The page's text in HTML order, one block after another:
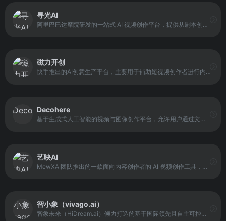
寻光AI
阿里巴巴达摩院研发的一站式 AI 视频创作平台，提供从剧本创作到分镜设计、角色定制、场景生成以及视频编辑的全流程服务。平台利用先进人工智能技术，支持 AI 辅助的剧本分析、角色和场景智能生成，以及视频内容的精细化编辑，包括目标新增、消除、编辑和风格变换等功能。
磁力开创
快手推出的AI创意生产平台，主要用于辅助短视频创作者进行内容创作与营销视频制作。平台通过整合创意案例分析、AI脚本生成以及视频自动生成等功能，使用户能够快速完成视频内容制作。
Decohere
基于生成式人工智能的视频与图像创作平台，允许用户通过文本提示生成视频内容，同时支持音频同步、风格定制及时间线编辑。该平台提供浏览器访问入口，使用户无需复杂本地软件即可在线完成创作任务，覆盖从内容初期构思到生成成品的流程。
艺映AI
MewXAI团队推出的一款面向内容创作者的 AI 视频创作工具，该平台支持文生视频、图生视频和视频转动漫功能，用户无需专业技能即可将文字描述或静态图片转化为动态视频作品。
智小象（vivago.ai）
智象未来（HiDream.ai）倾力打造的基于国际领先且自主可控生成式人工智能（AIGC）多模态大模型的全中文易上手AIGC创作平台和社区，主要包括文生图、图生图、文生视频、图生视频、图片智能重绘、智能拓图、智能排版、视频智能编辑、设计师展示交流社区、AI创意创作大赛、AIGC课程及攻略等栏目，帮助您零基础轻松掌握AIGC一站式能力，唤醒创造力、生命感和价值感，解放生产力，全面提升全流程工作效率。